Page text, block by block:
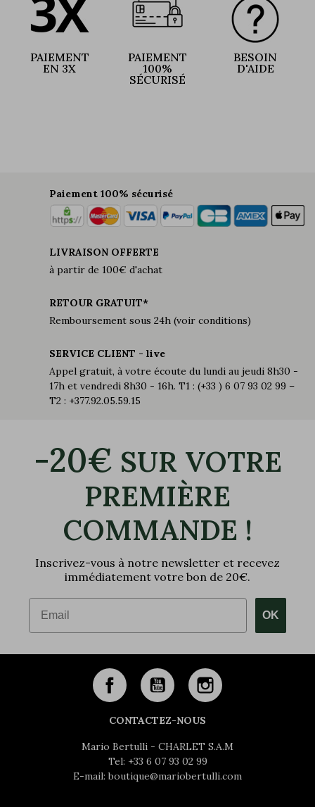
PAIEMENT
EN 3X
PAIEMENT
100%
SÉCURISÉ
BESOIN
D'AIDE
Paiement 100% sécurisé
LIVRAISON OFFERTE
à partir de 100€ d'achat
RETOUR GRATUIT*
Remboursement sous 24h (voir conditions)
SERVICE CLIENT - live
Appel gratuit, à votre écoute du lundi au jeudi 8h30 -
17h et vendredi 8h30 - 16h. T1 : (+33 ) 6 07 93 02 99 –
T2 : +377.92.05.59.15
-20€ SUR VOTRE
PREMIÈRE
COMMANDE !
Inscrivez-vous à notre newsletter et recevez
immédiatement votre bon de 20€.
Email
OK
CONTACTEZ-NOUS
Mario Bertulli - CHARLET S.A.M
Tel: +33 6 07 93 02 99
E-mail: boutique@mariobertulli.com